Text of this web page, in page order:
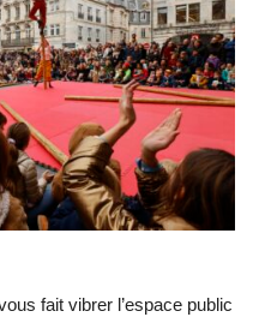
fait vibrer l’espace public